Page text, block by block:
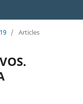
/ Articles